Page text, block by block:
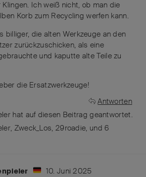
Ich weiß nicht, ob man die
Korb zum Recycling werfen kann.
billiger, die alten Werkzeuge an den
zurückzuschicken, als eine
und kaputte alte Teile zu
die Ersatzwerkzeuge!
Antworten
hat auf diesen Beitrag geantwortet.
, Zweck_Los, 29roadie, und6
10. Juni 2025